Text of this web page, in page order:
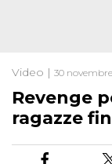
Video | 30
Revenge
ragazze